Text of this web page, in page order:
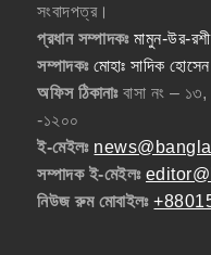
সংবাদপত্র।
প্রধান সম্পাদকঃমামুন-উর-
সম্পাদকঃ মোহাঃ সাদিক হোসেন
অফিস ঠিকানাঃবাসা নং – ১৩,
-১২০০
ই-মেইলঃ
সম্পাদক ই-মেইলঃ
নিউজ রুম মোবাইলঃ